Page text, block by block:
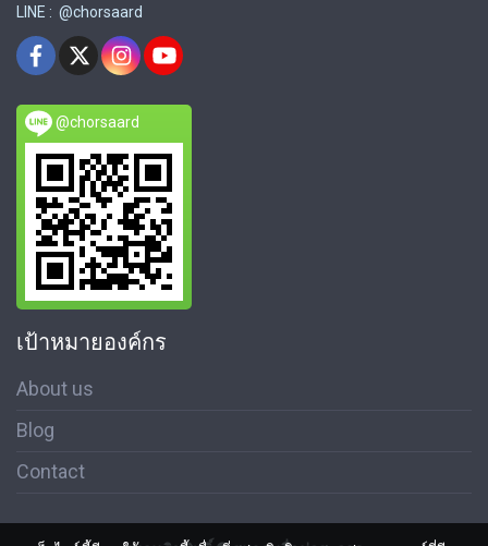
LINE : @chorsaard
@chorsaard
เป้าหมายองค์กร
About us
Blog
Contact